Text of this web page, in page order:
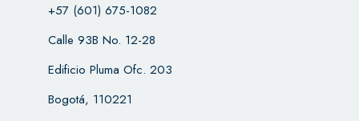
+57 (601) 675-1082
Calle 93B No. 12-28
Edificio Pluma Ofc. 203
Bogotá, 110221